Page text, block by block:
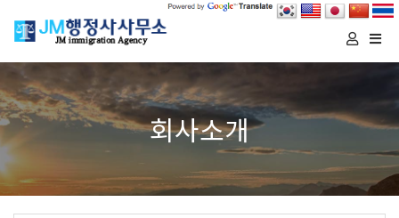
회사소개